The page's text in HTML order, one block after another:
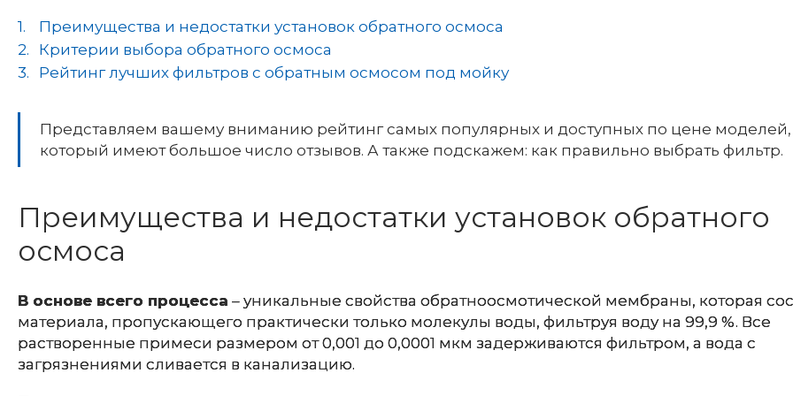
Преимущества и недостатки установок обратного осмоса
Критерии выбора обратного осмоса
Рейтинг лучших фильтров с обратным осмосом под мойку
Представляем вашему вниманию рейтинг самых популярных и доступных по цене моделей,
который имеют большое число отзывов. А также подскажем: как правильно выбрать фильтр.
Преимущества и недостатки установок обратного
осмоса
В основе всего процесса – уникальные свойства обратноосмотической мембраны, которая
материала, пропускающего практически только молекулы воды, фильтруя воду на 99,9 %. Все
растворенные примеси размером от 0,001 до 0,0001 мкм задерживаются фильтром, а вода с
загрязнениями сливается в канализацию.